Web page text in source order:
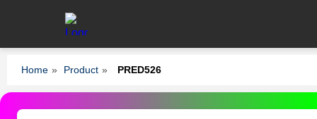
Home » Product » PRED526